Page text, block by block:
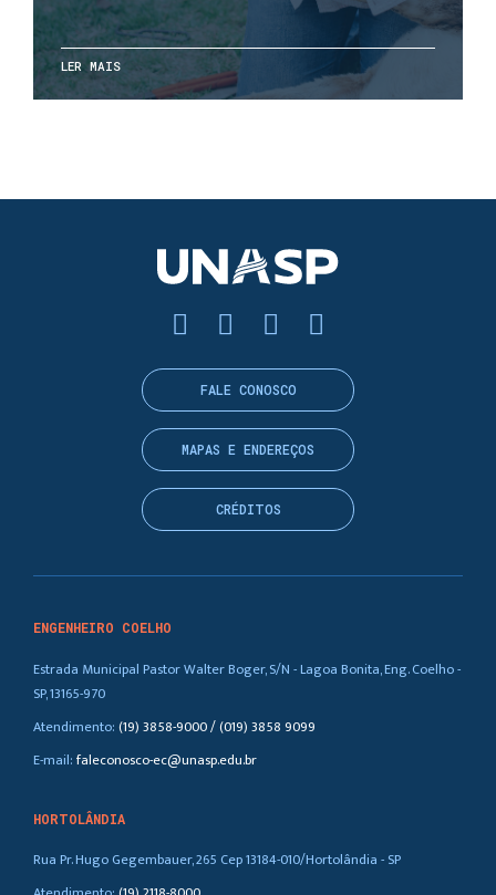
LER MAIS
ENGENHEIRO COELHO
Estrada Municipal Pastor Walter Boger, S/N - Lagoa Bonita, Eng. Coelho -
SP, 13165-970
Atendimento:(19) 3858-9000 / (019) 3858 9099
E-mail:faleconosco-ec@unasp.edu.br
HORTOLÂNDIA
Rua Pr. Hugo Gegembauer, 265 Cep 13184-010/Hortolândia - SP
FALE CONOSCO
MAPAS E ENDEREÇOS
CRÉDITOS